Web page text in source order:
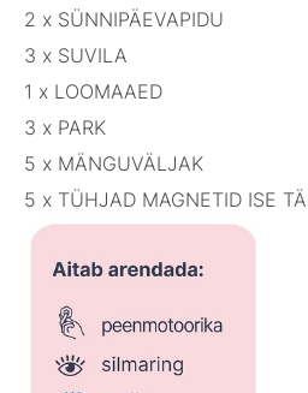
2 x SÜNNIPÄEVAPIDU
3 x SUVILA
1 x LOOMAAED
3 x PARK
5 x MÄNGUVÄLJAK
5 x TÜHJAD MAGNETID ISE